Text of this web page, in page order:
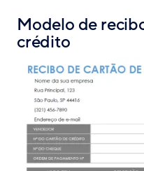
Modelo de
crédito